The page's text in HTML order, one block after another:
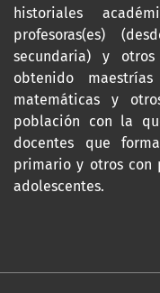
historiales
profesoras(es)
secundaria) y
obtenido
matemáticas y
población con la
docentes que
primario y otros con
adolescentes.